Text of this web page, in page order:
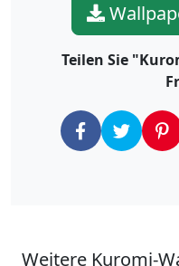
Teilen Sie
Weitere Kuromi-